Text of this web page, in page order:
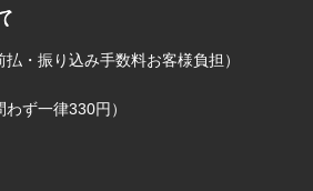
・振り込み手数料お客様負担）
ず一律330円）